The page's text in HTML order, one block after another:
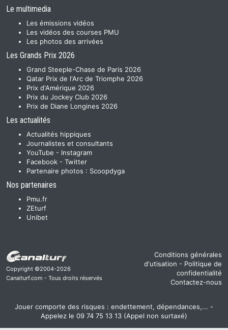
Le multimedia
Les émissions vidéos
Les vidéos des courses PMU
Les photos des arrivées
Les Grands Prix 2026
Grand Steeple-Chase de Paris 2026
Qatar Prix de l'Arc de Triomphe 2026
Prix d'Amérique 2026
Prix du Jockey Club 2026
Prix de Diane Longines 2026
Les actualités
Actualités hippiques
Journalistes et consultants
YouTube - Instagram
Facebook - Twitter
Partenaire photos : Scoopdyga
Nos partenaires
Pmu.fr
ZEturf
Unibet
Copyright ©2004-2026
Canalturf.com - Tous droits réservés
Conditions générales
d'utisation - Politique de
confidentialité
Contactez-nous
Jouer comporte des risques : endettement, dépendances,... -
Appelez le 09 74 75 13 13 (Appel non surtaxé)